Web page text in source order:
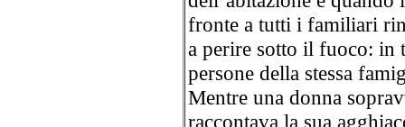
fronte a tutti i familiari
a perire sotto il fuoco: in
persone della stessa
Mentre una donna
raccontava la sua